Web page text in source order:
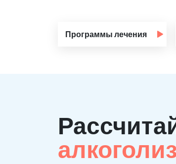
Программы лечения